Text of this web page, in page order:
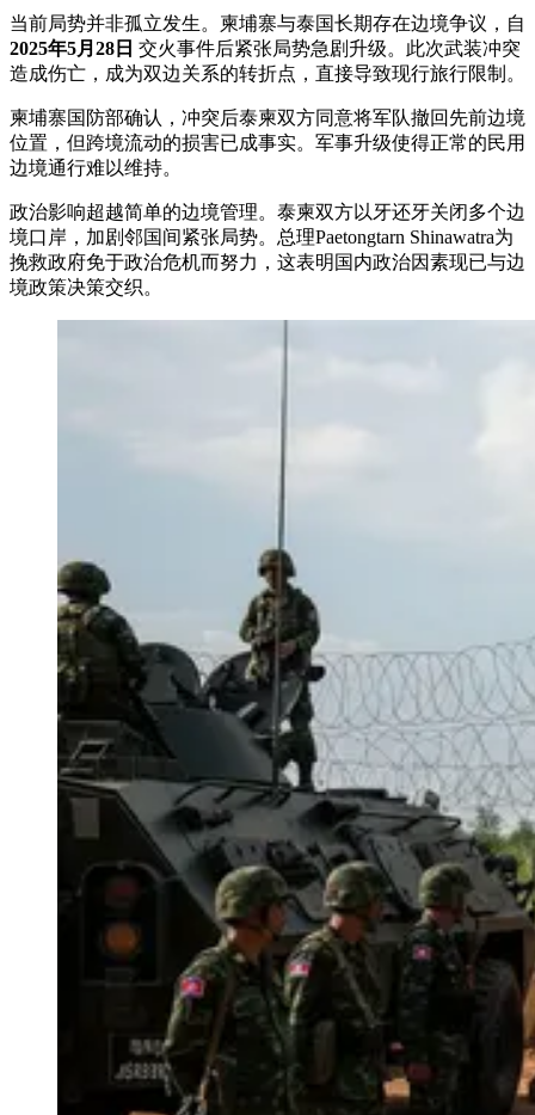
当前局势并非孤立发生。柬埔寨与泰国长期存在边境争议，自
2025年5月28日 交火事件后紧张局势急剧升级。此次武装冲突
造成伤亡，成为双边关系的转折点，直接导致现行旅行限制。
柬埔寨国防部确认，冲突后泰柬双方同意将军队撤回先前边境
位置，但跨境流动的损害已成事实。军事升级使得正常的民用
边境通行难以维持。
政治影响超越简单的边境管理。泰柬双方以牙还牙关闭多个边
境口岸，加剧邻国间紧张局势。总理Paetongtarn Shinawatra为
挽救政府免于政治危机而努力，这表明国内政治因素现已与边
境政策决策交织。